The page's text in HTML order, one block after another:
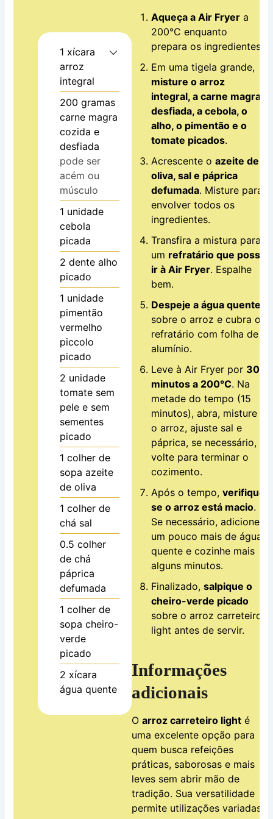
1 xícara
arroz
integral
200 gramas
carne magra
cozida e
desfiada
pode ser
acém ou
músculo
1 unidade
cebola
picada
2 dente alho
picado
1 unidade
pimentão
vermelho
piccolo
picado
2 unidade
tomate sem
pele e sem
sementes
picado
1 colher de
sopa azeite
de oliva
1 colher de
chá sal
0.5 colher
de chá
páprica
defumada
1 colher de
sopa cheiro-
verde
picado
2 xícara
água quente
Aqueça a Air Fryer a
200°C enquanto
prepara os ingredientes.
Em uma tigela grande,
misture o arroz
integral, a carne magra
desfiada, a cebola, o
alho, o pimentão e o
tomate picados.
Acrescente oazeite de
oliva, sal e páprica
defumada. Misture para
envolver todos os
ingredientes.
Transfira a mistura para
um refratário que possa
ir à Air Fryer. Espalhe
bem.
Despeje a água quente
sobre o arroz e cubra o
refratário com folha de
alumínio.
Leve à Air Fryer por 30
minutos a 200°C. Na
metade do tempo (15
minutos), abra, misture
o arroz, ajuste sal e
páprica, se necessário, e
volte para terminar o
cozimento.
Após o tempo,verifique
se o arroz está macio.
Se necessário, adicione
um pouco mais de água
quente e cozinhe mais
alguns minutos.
Finalizado,salpique o
cheiro-verde picado
sobre o arroz carreteiro
light antes de servir.
Informações
adicionais
Oarroz carreteiro light é
uma excelente opção para
quem busca refeições
práticas, saborosas e mais
leves sem abrir mão de
tradição. Sua versatilidade
permite utilizações variadas: